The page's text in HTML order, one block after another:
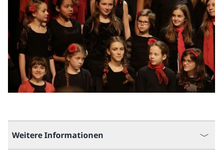
Weitere Informationen